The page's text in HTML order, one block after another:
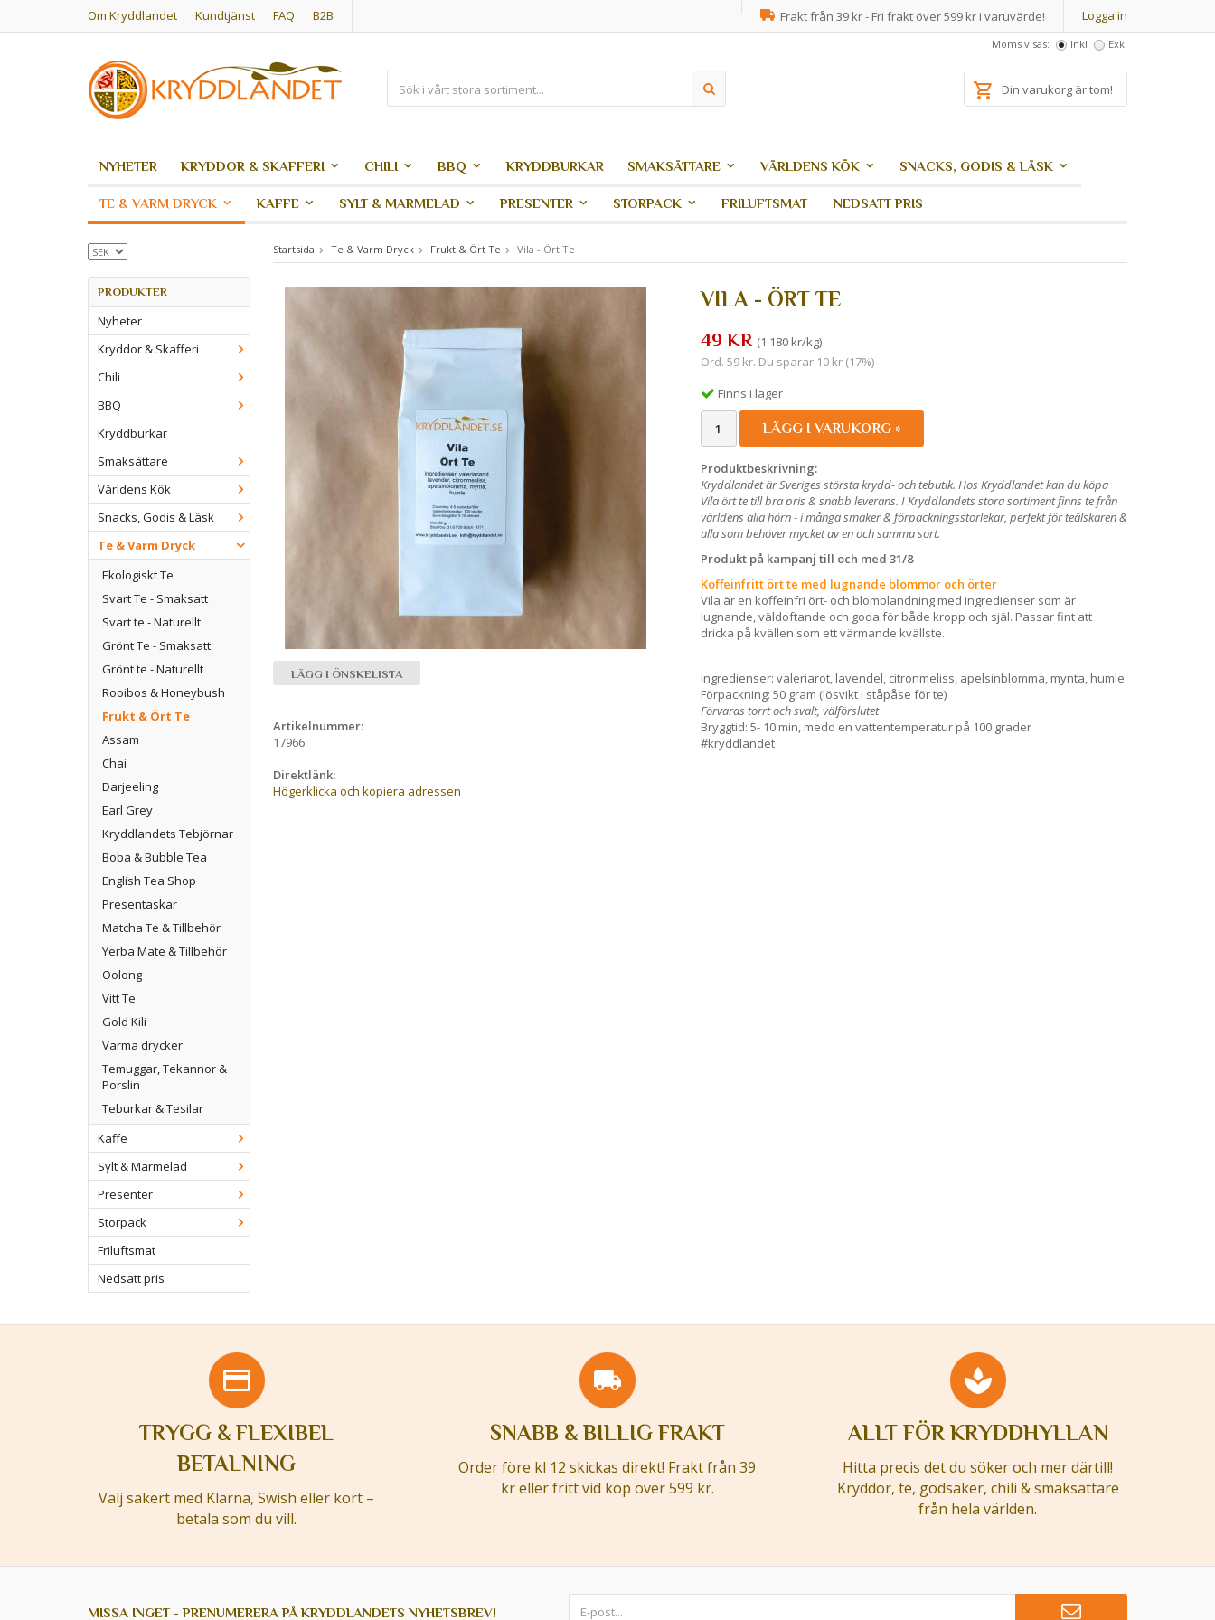
Om Kryddlandet Kundtjänst FAQ B2B Logga in
Frakt från 39 kr - Fri frakt över 599 kr i varuvärde!
Moms visas: Inkl Exkl
Din varukorg är tom!
NYHETER KRYDDOR & SKAFFERI CHILI BBQ KRYDDBURKAR SMAKSÄTTARE VÄRLDENS KÖK SNACKS, GODIS & LÄSK
TE & VARM DRYCK KAFFE SYLT & MARMELAD PRESENTER STORPACK FRILUFTSMAT NEDSATT PRIS
PRODUKTER
Nyheter
Kryddor & Skafferi
Chili
BBQ
Kryddburkar
Smaksättare
Världens Kök
Snacks, Godis & Läsk
Te & Varm Dryck
Ekologiskt Te
Svart Te - Smaksatt
Svart te - Naturellt
Grönt Te - Smaksatt
Grönt te - Naturellt
Rooibos & Honeybush
Frukt & Ört Te
Assam
Chai
Darjeeling
Earl Grey
Kryddlandets Tebjörnar
Boba & Bubble Tea
English Tea Shop
Presentaskar
Matcha Te & Tillbehör
Yerba Mate & Tillbehör
Oolong
Vitt Te
Gold Kili
Varma drycker
Temuggar, Tekannor &
Porslin
Teburkar & Tesilar
Kaffe
Sylt & Marmelad
Presenter
Storpack
Friluftsmat
Nedsatt pris
Startsida Te & Varm Dryck Frukt & Ört Te Vila - Ört Te
VILA - ÖRT TE
49 KR (1 180 kr/kg)
Ord. 59 kr. Du sparar 10 kr (17%)
Finns i lager
LÄGG I VARUKORG »
Produktbeskrivning:
Kryddlandet är Sveriges största krydd- och tebutik. Hos Kryddlandet kan du köpa
Vila ört te till bra pris & snabb leverans. I Kryddlandets stora sortiment finns te från
världens alla hörn - i många smaker & förpackningsstorlekar, perfekt för teälskaren &
alla som behöver mycket av en och samma sort.
Produkt på kampanj till och med 31/8
Koffeinfritt ört te med lugnande blommor och örter
Vila är en koffeinfri ört- och blomblandning med ingredienser som är
lugnande, väldoftande och goda för både kropp och själ. Passar fint att
dricka på kvällen som ett värmande kvällste.
Ingredienser: valeriarot, lavendel, citronmeliss, apelsinblomma, mynta, humle.
Förpackning: 50 gram (lösvikt i ståpåse för te)
Förvaras torrt och svalt, välförslutet
Bryggtid: 5- 10 min, medd en vattentemperatur på 100 grader
#kryddlandet
LÄGG I ÖNSKELISTA
Artikelnummer:
17966
Direktlänk:
Högerklicka och kopiera adressen
TRYGG & FLEXIBEL
BETALNING
Välj säkert med Klarna, Swish eller kort –
betala som du vill.
SNABB & BILLIG FRAKT
Order före kl 12 skickas direkt! Frakt från 39
kr eller fritt vid köp över 599 kr.
ALLT FÖR KRYDDHYLLAN
Hitta precis det du söker och mer därtill!
Kryddor, te, godsaker, chili & smaksättare
från hela världen.
MISSA INGET - PRENUMERERA PÅ KRYDDLANDETS NYHETSBREV!